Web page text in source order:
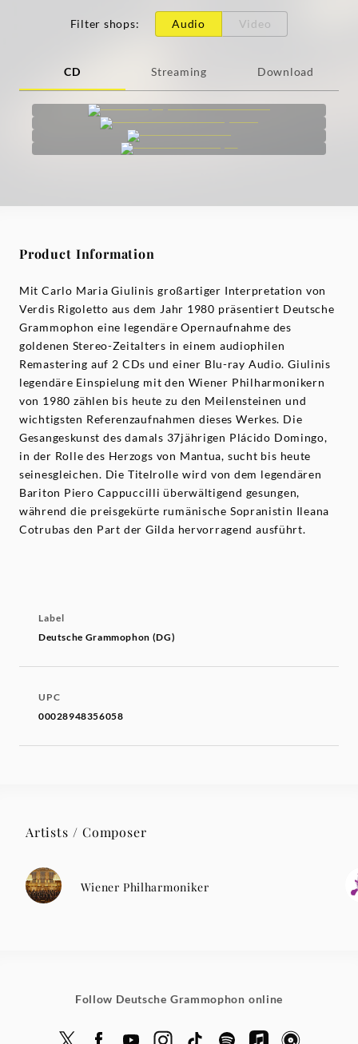
Filter shops: Audio Video
CD Streaming Download
Product Information
Mit Carlo Maria Giulinis großartiger Interpretation von
Verdis Rigoletto aus dem Jahr 1980 präsentiert Deutsche
Grammophon eine legendäre Opernaufnahme des
goldenen Stereo-Zeitalters in einem audiophilen
Remastering auf 2 CDs und einer Blu-ray Audio. Giulinis
legendäre Einspielung mit den Wiener Philharmonikern
von 1980 zählen bis heute zu den Meilensteinen und
wichtigsten Referenzaufnahmen dieses Werkes. Die
Gesangeskunst des damals 37jährigen Plácido Domingo,
in der Rolle des Herzogs von Mantua, sucht bis heute
seinesgleichen. Die Titelrolle wird von dem legendären
Bariton Piero Cappuccilli überwältigend gesungen,
während die preisgekürte rumänische Sopranistin Ileana
Cotrubas den Part der Gilda hervorragend ausführt.
Label
Deutsche Grammophon (DG)
UPC
00028948356058
Artists / Composer
Wiener Philharmoniker
Follow Deutsche Grammophon online